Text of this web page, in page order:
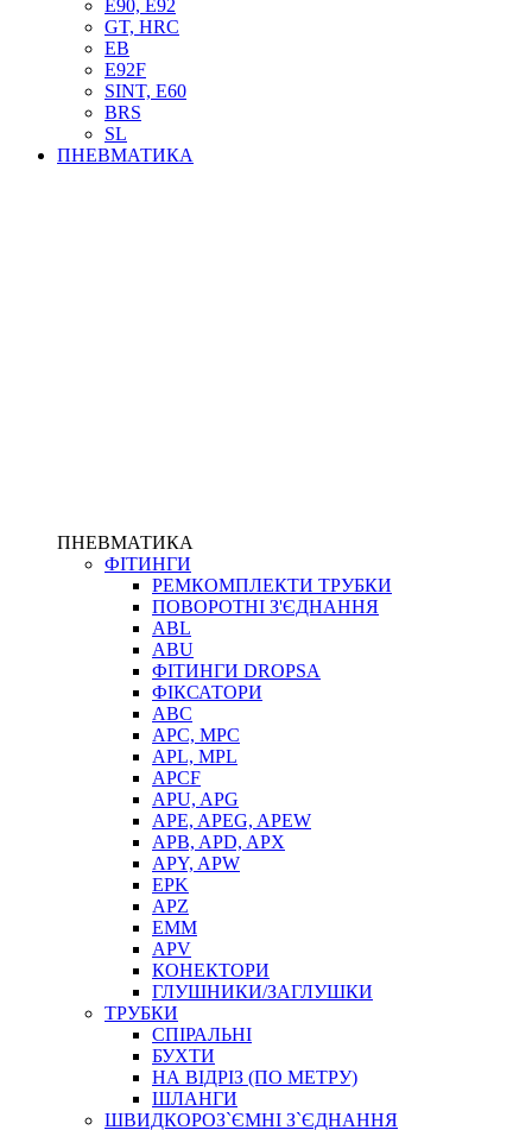
Е90, E92
GT, HRC
EB
Е92F
SINT, E60
BRS
SL
ПНЕВМАТИКА
ПНЕВМАТИКА
ФІТИНГИ
РЕМКОМПЛЕКТИ ТРУБКИ
ПОВОРОТНІ З'ЄДНАННЯ
ABL
ABU
ФІТИНГИ DROPSA
ФІКСАТОРИ
ABC
APC, MPC
APL, MPL
APCF
APU, APG
APE, APEG, APEW
APB, APD, APX
APY, APW
EPK
APZ
EMM
APV
КОНЕКТОРИ
ГЛУШНИКИ/ЗАГЛУШКИ
ТРУБКИ
СПІРАЛЬНІ
БУХТИ
НА ВІДРІЗ (ПО МЕТРУ)
ШЛАНГИ
ШВИДКОРОЗ`ЄМНІ З`ЄДНАННЯ